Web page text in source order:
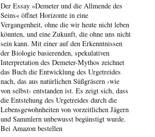
Der Essay »Demeter und die Allmende des
Seins« öffnet Horizonte in eine
Vergangenheit, ohne die wir heute nicht leben
könnten, und eine Zukunft, die ohne uns nicht
sein kann. Mit einer auf den Erkenntnissen
der Biologie basierenden, spekulativen
Interpretation des Demeter-Mythos zeichnet
das Buch die Entwicklung des Urgetreides
nach, das aus natürlichen Süßgräsern ›wie
von selbst‹ entstanden ist. Es zeigt sich, dass
die Entstehung des Urgetreides durch die
Lebensgewohnheiten von vorzeitlichen Jägern
und Sammlern unbewusst begünstigt wurde.
Bei Amazon bestellen